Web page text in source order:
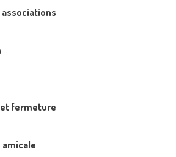
associations
fermeture